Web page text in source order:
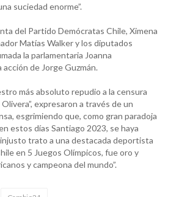
suciedad enorme”.
del Partido Demócratas Chile, Ximena
Matías Walker y los diputados
la parlamentaria Joanna
acción de Jorge Guzmán.
más absoluto repudio a la censura
expresaron a través de un
esgrimiendo que, como gran paradoja
estos días Santiago 2023, se haya
trato a una destacada deportista
en 5 Juegos Olímpicos, fue oro y
y campeona del mundo”.